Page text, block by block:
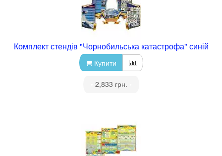
Комплект стендів "Чорнобильська катастрофа" синій
Купити
2,833 грн.